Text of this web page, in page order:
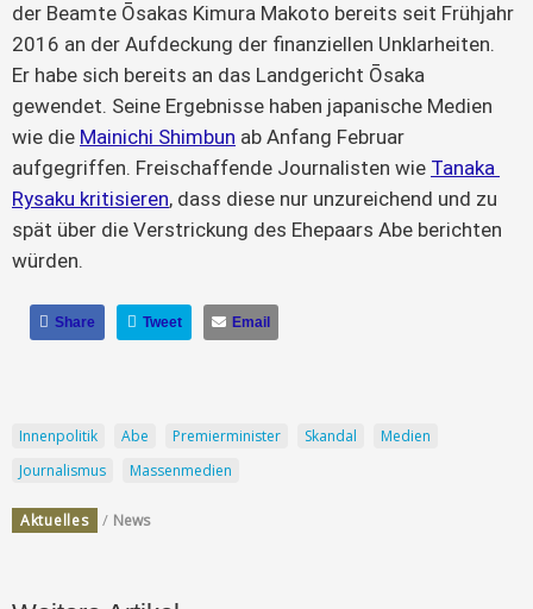
der Beamte Ōsakas Kimura Makoto bereits seit Frühjahr
2016 an der Aufdeckung der finanziellen Unklarheiten.
Er habe sich bereits an das Landgericht Ōsaka
gewendet. Seine Ergebnisse haben japanische Medien
wie die Mainichi Shimbun ab Anfang Februar
aufgegriffen. Freischaffende Journalisten wie Tanaka
Rysaku kritisieren, dass diese nur unzureichend und zu
spät über die Verstrickung des Ehepaars Abe berichten
würden.
Share Tweet Email
Innenpolitik Abe Premierminister Skandal
Medien
Journalismus
Massenmedien
Aktuelles / News